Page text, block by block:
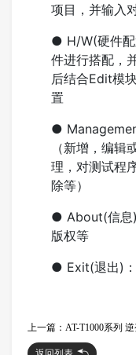
项目，并输入
● H/W(硬件配
件进行搭配，
后结合Edit模
置
●
（新增，编
理，对测试程
除等）
● About(信息)
版权等
● Exit(退出)